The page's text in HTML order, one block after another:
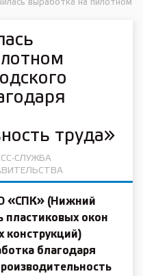
выработка на пилотном
труда»
СЛУЖБА
«СПК» (Нижний
пластиковых окон
конструкций)
благодаря